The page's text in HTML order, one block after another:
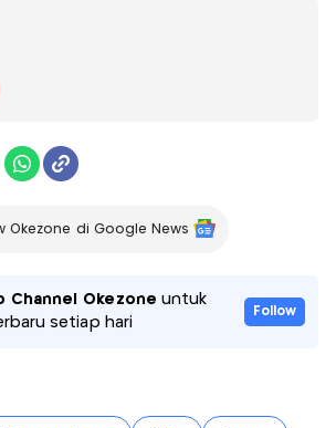
Okezone di Google News
Channel Okezone untuk
setiap hari
Follow